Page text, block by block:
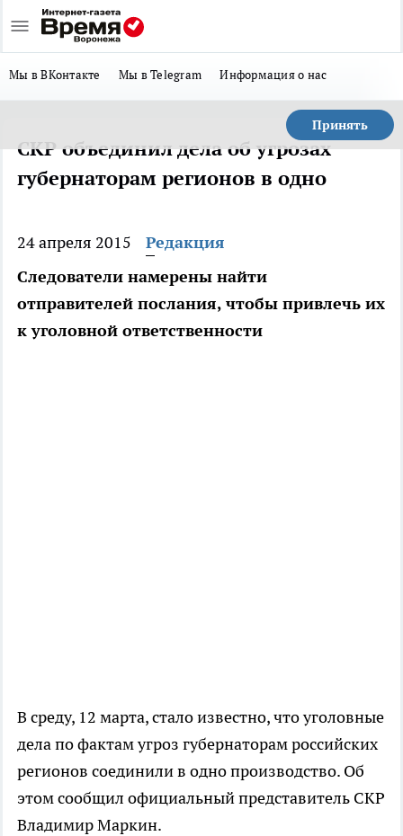
Мы в ВКонтакте Мы в Telegram Информация о нас
Принять
СКР объединил дела об угрозах
губернаторам регионов в одно
24 апреля 2015
Редакция
Следователи намерены найти
отправителей послания, чтобы привлечь их
к уголовной ответственности
В среду, 12 марта, стало известно, что уголовные
дела по фактам угроз губернаторам российских
регионов соединили в одно производство. Об
этом сообщил официальный представитель СКР
Владимир Маркин.